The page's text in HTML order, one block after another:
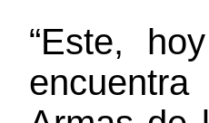
“Este,